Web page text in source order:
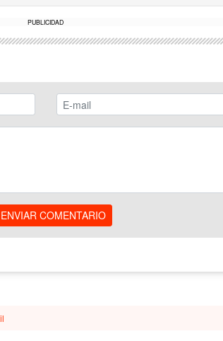
PUBLICIDAD
ENVIAR COMENTARIO